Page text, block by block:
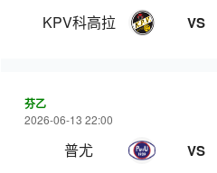
KPV科高拉 VS
芬乙
2026-06-13 22:00
普尤 VS